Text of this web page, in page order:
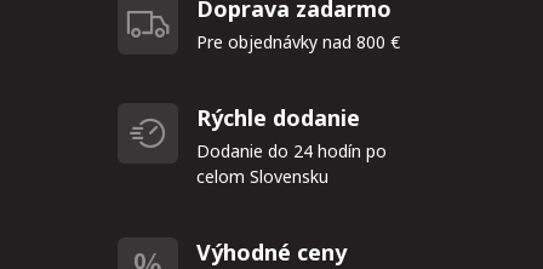
Doprava zadarmo
Pre objednávky nad 800 €
Rýchle dodanie
Dodanie do 24 hodín po
celom Slovensku
Výhodné ceny